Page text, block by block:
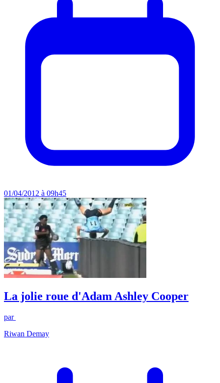
01/04/2012 à 09h45
La jolie roue d'Adam Ashley Cooper
par
Riwan Demay